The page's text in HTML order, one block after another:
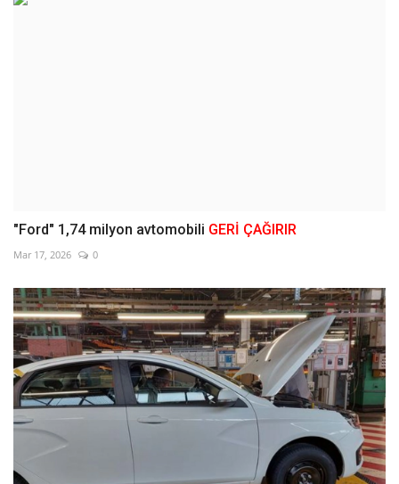
"Ford" 1,74 milyon avtomobili GERİ ÇAĞIRIR
Mar 17, 2026 0